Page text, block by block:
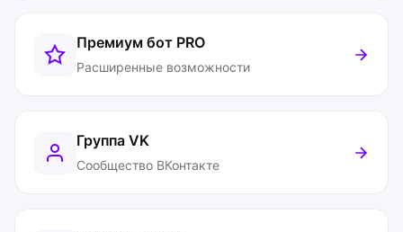
Премиум бот PRO
Расширенные возможности
Группа VK
Сообщество ВКонтакте